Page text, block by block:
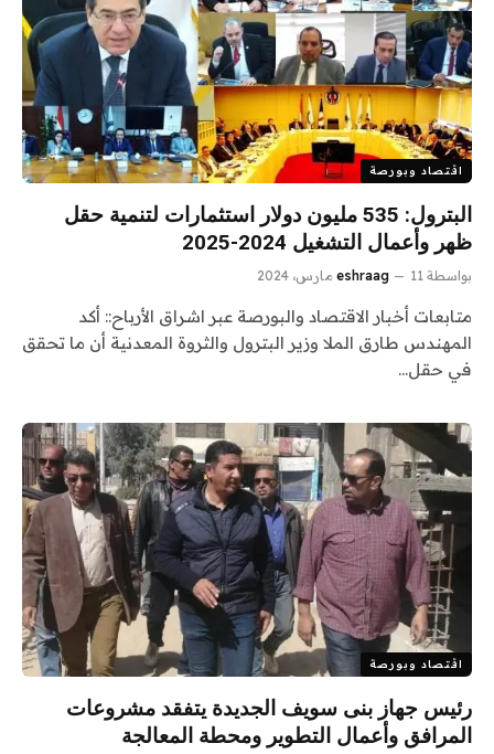
اقتصاد وبورصة
البترول: 535 مليون دولار استثمارات لتنمية حقل
ظهر وأعمال التشغيل 2024-2025
بواسطة eshraag 11 مارس، 2024
متابعات أخبار الاقتصاد والبورصة عبر اشراق الأرباح:: أكد
المهندس طارق الملا وزير البترول والثروة المعدنية أن ما تحقق
في حقل…
اقتصاد وبورصة
رئيس جهاز بنى سويف الجديدة يتفقد مشروعات
المرافق وأعمال التطوير ومحطة المعالجة